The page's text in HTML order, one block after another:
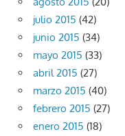
julio 2015 (42)
junio 2015 (34)
mayo 2015 (33)
abril 2015 (27)
marzo 2015 (40)
febrero 2015 (27)
enero 2015 (18)